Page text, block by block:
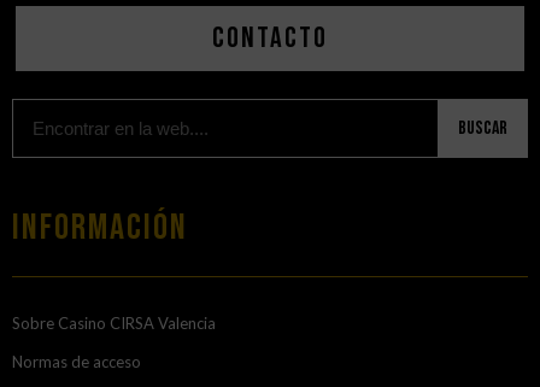
Contacto
Buscar
Información
Sobre Casino CIRSA Valencia
Normas de acceso